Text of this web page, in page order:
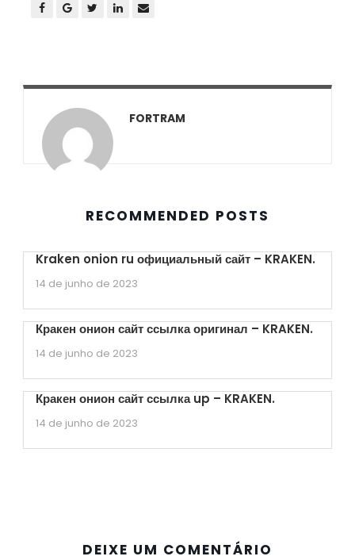
FORTRAM
RECOMMENDED POSTS
Kraken onion ru официальный сайт – KRAKEN.
14 de junho de 2023
Кракен онион сайт ссылка оригинал – KRAKEN.
14 de junho de 2023
Кракен онион сайт ссылка up – KRAKEN.
14 de junho de 2023
DEIXE UM COMENTÁRIO